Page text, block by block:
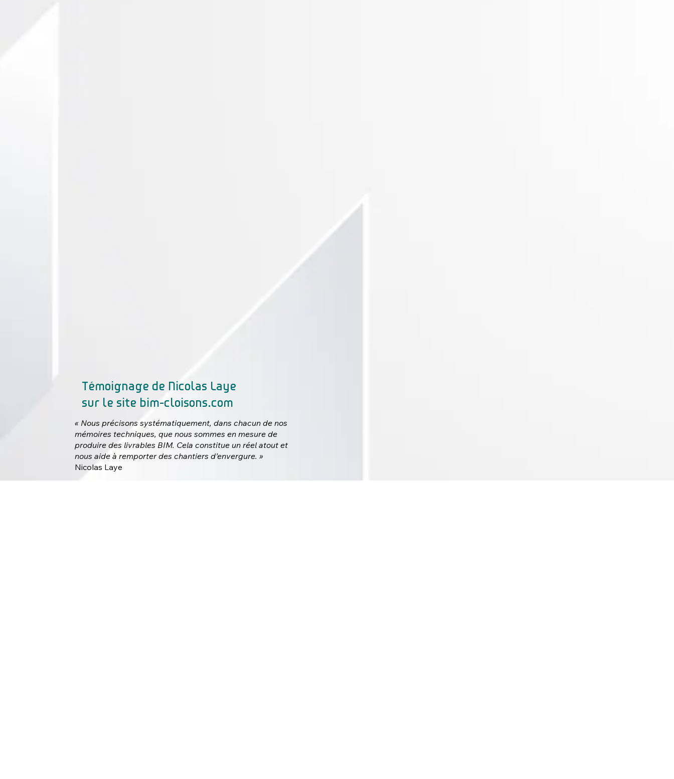
Témoignage de Nicolas Laye
sur le site bim-cloisons.com
« Nous précisons systématiquement, dans chacun de nos
mémoires techniques, que nous sommes en mesure de
produire des livrables BIM. Cela constitue un réel atout et
nous aide à remporter des chantiers d’envergure. »
Nicolas Laye